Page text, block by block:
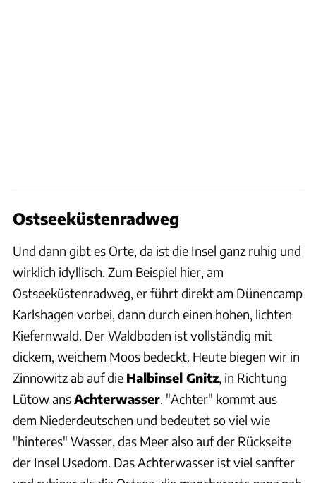
Ostseeküstenradweg
Und dann gibt es Orte, da ist die Insel ganz ruhig und
wirklich idyllisch. Zum Beispiel hier, am
Ostseeküstenradweg, er führt direkt am Dünencamp
Karlshagen vorbei, dann durch einen hohen, lichten
Kiefernwald. Der Waldboden ist vollständig mit
dickem, weichem Moos bedeckt. Heute biegen wir in
Zinnowitz ab auf die Halbinsel Gnitz, in Richtung
Lütow ansAchterwasser. "Achter" kommt aus
dem Niederdeutschen und bedeutet so viel wie
"hinteres" Wasser, das Meer also auf der Rückseite
der Insel Usedom. Das Achterwasser ist viel sanfter